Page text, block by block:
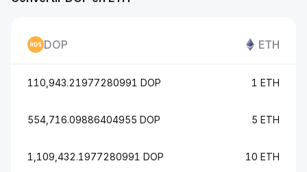
DOP ETH
110,943.21977280991 DOP 1 ETH
554,716.09886404955 DOP 5 ETH
1,109,432.1977280991 DOP 10 ETH